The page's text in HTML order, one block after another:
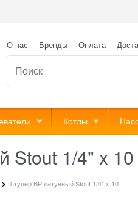
О нас Бренды Оплата
Котлы
Stout 1/4" x 10
Штуцер ВР латунный Stout 1/4" x 10